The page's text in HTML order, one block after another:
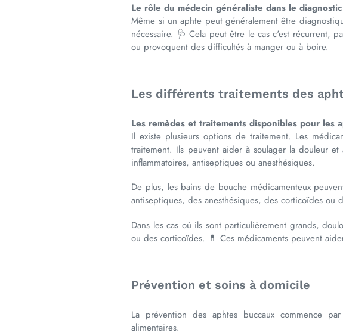
Le rôle du médecin généraliste dans le diagnostic
Même si un aphte peut généralement être
nécessaire. 🩺 Cela peut être le cas c'est récurrent,
ou provoquent des difficultés à manger ou à boire.
Les différents traitements des
Les remèdes et traitements disponibles pour les
Il existe plusieurs options de traitement. Les
traitement. Ils peuvent aider à soulager la douleur
inflammatoires, antiseptiques ou anesthésiques.
De plus, les bains de bouche médicamenteux
antiseptiques, des anesthésiques, des corticoïdes ou
Dans les cas où ils sont particulièrement grands,
ou des corticoïdes. 💊 Ces médicaments peuvent
Prévention et soins à domicile
La prévention des aphtes buccaux commence
alimentaires.